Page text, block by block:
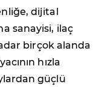
dijital
sanayisi, ilaç
birçok alanda
hızla
güçlü